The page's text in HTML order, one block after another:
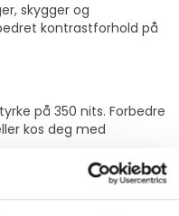
skygger og
kontrastforhold på
på 350 nits. Forbedre
kos deg med